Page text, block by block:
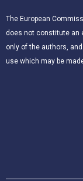
The European
does not constitute an
only of the authors,
use which may be